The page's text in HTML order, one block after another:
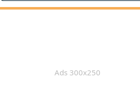
Ads 300x250